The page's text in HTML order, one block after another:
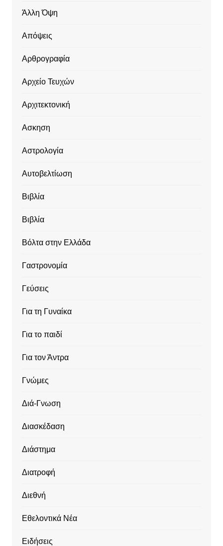
Άλλη Όψη
Απόψεις
Αρθρογραφία
Αρχείο Τευχών
Αρχιτεκτονική
Ασκηση
Αστρολογία
Αυτοβελτίωση
Βιβλία
Βιβλία
Βόλτα στην Ελλάδα
Γαστρονομία
Γεύσεις
Για τη Γυναίκα
Για το παιδί
Για τον Άντρα
Γνώμες
Διά-Γνωση
Διασκέδαση
Διάστημα
Διατροφή
Διεθνή
Εθελοντικά Νέα
Ειδήσεις